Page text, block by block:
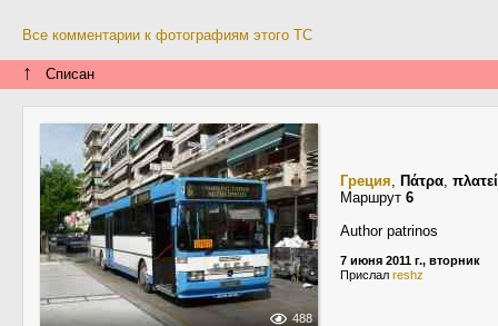
Все комментарии к фотографиям этого ТС
↑ Списан
488
Греция, Πάτρα,
Маршрут 6
Author patrinos
7 июня 2011 г., вторник
Прислал reshz